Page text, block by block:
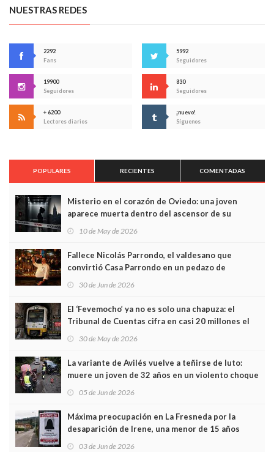
NUESTRAS REDES
2292
Fans
5992
Seguidores
19900
Seguidores
830
Seguidores
+ 6200
Lectores diarios
¡nuevo!
Síguenos
POPULARES RECIENTES COMENTADAS
Misterio en el corazón de Oviedo: una joven
aparece muerta dentro del ascensor de su
edificio y las cámaras captan sus últimos minutos
10 de May de 2026
Fallece Nicolás Parrondo, el valdesano que
convirtió Casa Parrondo en un pedazo de
Asturias en Madrid
30 de Jun de 2026
El ‘Fevemocho’ ya no es solo una chapuza: el
Tribunal de Cuentas cifra en casi 20 millones el
sobrecoste de los trenes que no cabían por los
30 de May de 2026
La variante de Avilés vuelve a teñirse de luto:
muere un joven de 32 años en un violento choque
frontal
05 de Jun de 2026
Máxima preocupación en La Fresneda por la
desaparición de Irene, una menor de 15 años
03 de Jun de 2026